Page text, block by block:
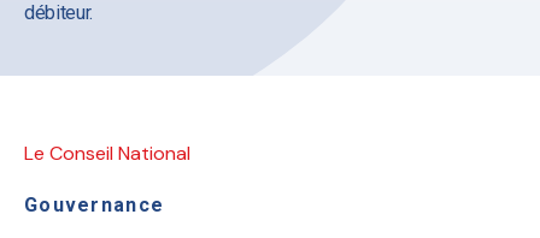
débiteur.
Le Conseil National
Gouvernance